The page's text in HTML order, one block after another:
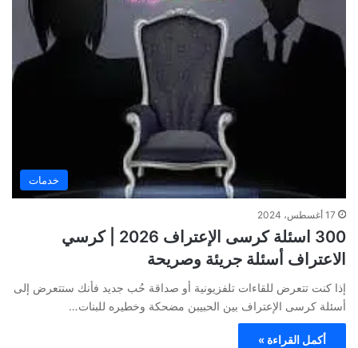
خدمات
17 أغسطس، 2024
300 اسئلة كرسى الإعتراف 2026 | كرسي
الاعتراف أسئلة جريئة وصريحة
إذا كنت تتعرض للقاءات تلفزيونية أو صداقة حُب جديد فأنك ستتعرض إلى
أسئلة كرسى الإعتراف بين الحبيبن مضحكة وخطيره للبنات…
أكمل القراءة »